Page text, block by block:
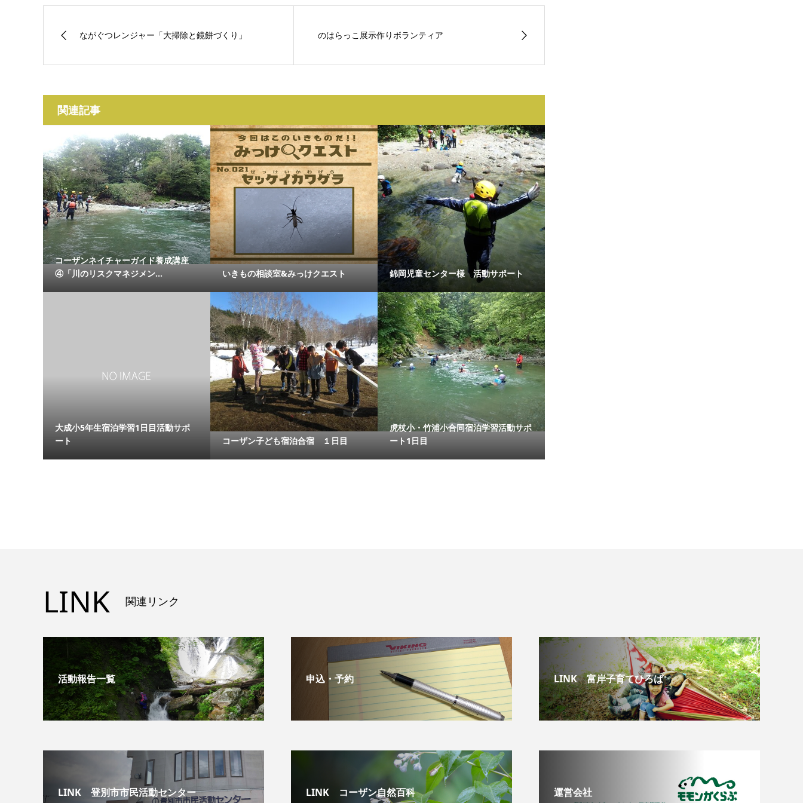
ながぐつレンジャー「大掃除と鏡餅づくり」 のはらっこ展示作りボランティア
関連記事
コーザンネイチャーガイド養成講座
④「川のリスクマネジメン...
いきもの相談室&みっけクエスト 錦岡児童センター様 活動サポート
大成小5年生宿泊学習1日目活動サポ
ート
コーザン子ども宿泊合宿 １日目
虎杖小・竹浦小合同宿泊学習活動サポ
ート1日目
LINK 関連リンク
活動報告一覧 申込・予約 LINK 富岸子育てひろば
LINK 登別市市民活動センター LINK コーザン自然百科 運営会社